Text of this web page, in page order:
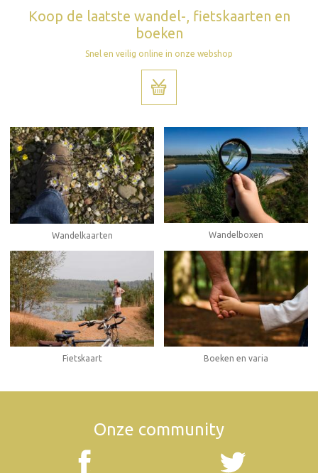
Koop de laatste wandel-, fietskaarten en
boeken
Snel en veilig online in onze webshop
Wandelkaarten Wandelboxen
Fietskaart Boeken en varia
Onze community